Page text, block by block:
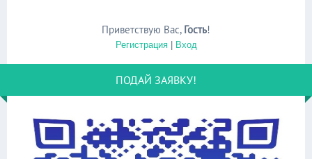
Приветствую Вас, Гость!
Регистрация| Вход
ПОДАЙ ЗАЯВКУ!